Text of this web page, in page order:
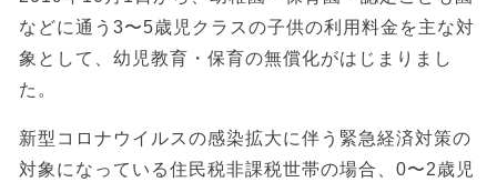
などに通う3〜5歳児クラスの子供の利用料金を主な対
象として、幼児教育・保育の無償化がはじまりまし
た。
新型コロナウイルスの感染拡大に伴う緊急経済対策の
対象になっている住民税非課税世帯の場合、0〜2歳児